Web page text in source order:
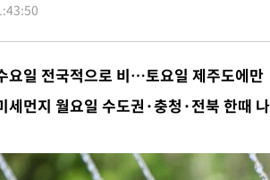
럼프, 美 원정출산 금지 행정명령 서명
욕증시, 일제 하락 마감…나스닥 0.06%↓
]국힘 윤리위, '돌려차기 발언' 진종오·서범수 징계
] 7월 중국 수출 23.9%↑ 수입 27.5%↑…무역총액
]'채상병 순직 책임' 임성근, 항소심도 징역 3년
콩고 에볼라환자 4천명 돌파, 4053명 발생 1850명
요일 전국적으로 비…토요일 제주도에만
세먼지 월요일 수도권·충청·전북 한때